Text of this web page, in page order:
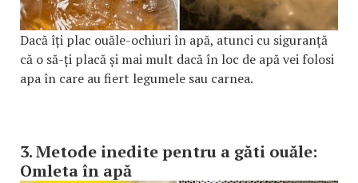
Dacă îți plac ouăle-ochiuri în apă, atunci cu siguranță
că o să-ți placă și mai mult dacă în loc de apă vei folosi
apa în care au fiert legumele sau carnea.
3. Metode inedite pentru a găti ouăle:
Omleta în apă